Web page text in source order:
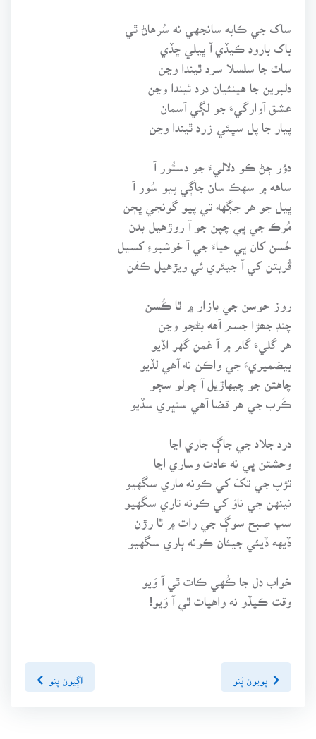
ساک جي ڪابه سانجهي نه سُرهاڻ ٿي
باک بارود ڪيڏي آ ڀيلي ڇڏي
ساٿ جا سلسلا سرد ٿيندا وڃن
دلبرين جا هينئيان درد ٿيندا وڃن
عشق آوارگيءَ جو لڳي آسمان
پيار جا پل سڀئي زرد ٿيندا وڃن
دؤر ڄڻ ڪو دلاليءَ جو دستُور آ
ساهه ۾ سهڪ سان جاڳي پيو سُور آ
ڀيل جو هر جڳهه تي پيو گونجي ڀڄن
مُرڪ جي ڀي چپن جو آ روڙهيل بدن
حُسن کان ڀي حياءَ جي آ خوشبوءِ کسيل
قُربتن کي آ جيئري ئي ويڙهيل ڪفن
روز حوسن جي بازار ۾ ٿا ڪُسن
چنڊ جھڙا جسم آهه بڻجو وڃن
هر گليءَ گام ۾ آ غمن گهر اڏيو
بيضميريءَ جي واڪن نه آهي لڏيو
چاهتن جو چيهاڙيل آ چولو سڄو
ڪَرب جي هر قضا آهي سنڀري سڏيو
درد جلاد جي جاڳ جاري اڃا
وحشتن ڀي نه عادت وساري اڃا
تڙپ جي تکّ کي ڪونه ماري سگهيو
نينهن جي ناوَ کي ڪونه تاري سگهيو
سڀ صبح سوڳ جي رات ۾ ٿا رڙن
ڏيهه ڏيئي جيئان ڪونه ٻاري سگهيو
خواب دل جا ڪُهي ڪات ٿي آ وَيو
وقت ڪيڏو نه واهيات ٿي آ وَيو!
پويون پَنو اڳيون پنو